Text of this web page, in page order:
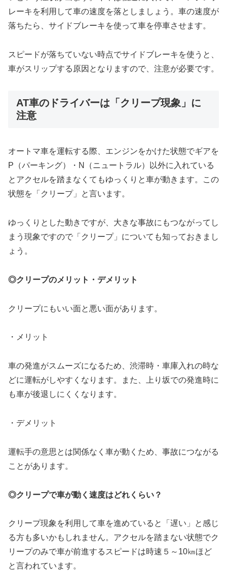
レーキを利用して車の速度を落としましょう。車の速度が
落ちたら、サイドブレーキを使って車を停車させます。
スピードが落ちていない時点でサイドブレーキを使うと、
車がスリップする原因となりますので、注意が必要です。
AT車のドライバーは「クリープ現象」に
注意
オートマ車を運転する際、エンジンをかけた状態でギアを
P（パーキング）・N（ニュートラル）以外に入れている
とアクセルを踏まなくてもゆっくりと車が動きます。この
状態を「クリープ」と言います。
ゆっくりとした動きですが、大きな事故にもつながってし
まう現象ですので「クリープ」についても知っておきまし
ょう。
◎クリープのメリット・デメリット
クリープにもいい面と悪い面があります。
・メリット
車の発進がスムーズになるため、渋滞時・車庫入れの時な
どに運転がしやすくなります。また、上り坂での発進時に
も車が後退しにくくなります。
・デメリット
運転手の意思とは関係なく車が動くため、事故につながる
ことがあります。
◎クリープで車が動く速度はどれくらい？
クリープ現象を利用して車を進めていると「遅い」と感じ
る方も多いかもしれません。アクセルを踏まない状態でク
リープのみで車が前進するスピードは時速５～10㎞ほど
と言われています。